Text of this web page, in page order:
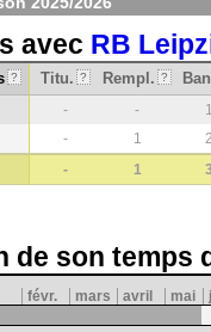
avec RB
? Titu. ? Rempl. ?
- -
- 1
- 1
de son temps
févr. mars avril mai